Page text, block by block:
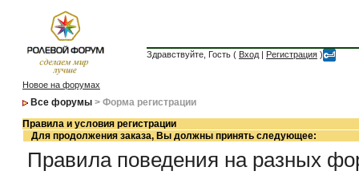
Здравствуйте, Гость ( Вход | Регистрация )
Новое на форумах
Все форумы > Форма регистрации
Правила и условия регистрации
Для продолжения заказа, Вы должны принять следующее:
Правила поведения на разных